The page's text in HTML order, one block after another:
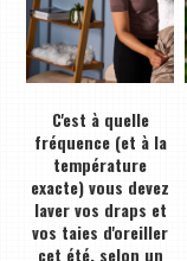
C'est à quelle
fréquence (et à la
température
exacte) vous devez
laver vos draps et
vos taies d'oreiller
cet été, selon un